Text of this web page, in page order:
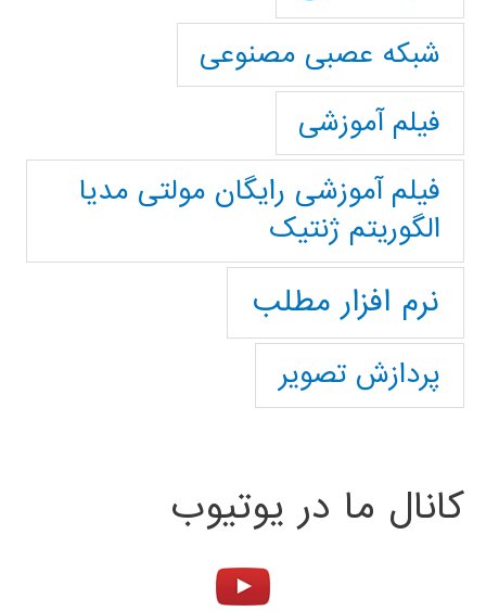
شبکه عصبی مصنوعی
فیلم آموزشی
فیلم آموزشی رایگان مولتی مدیا
الگوریتم ژنتیک
نرم افزار مطلب
پردازش تصویر
کانال ما در یوتیوب